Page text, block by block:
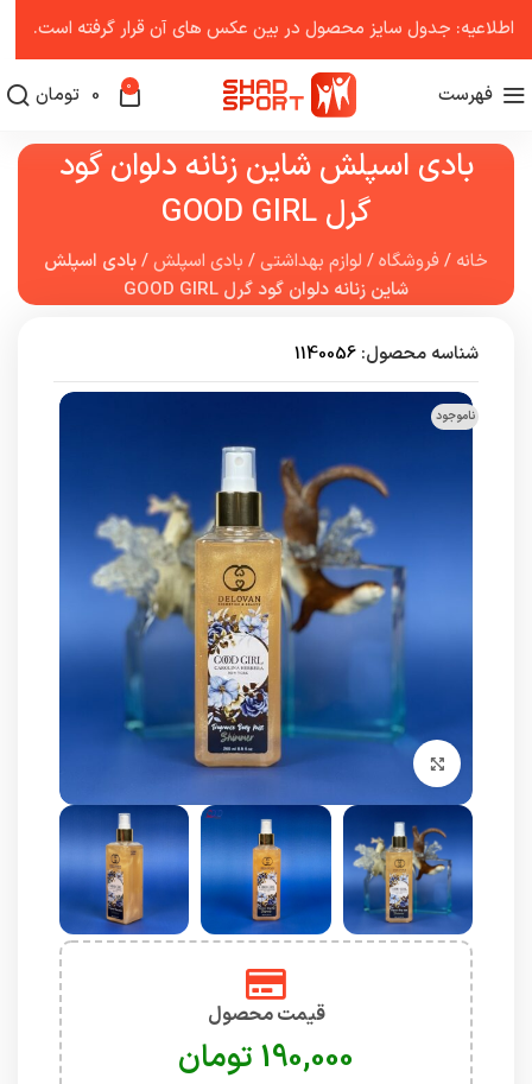
فهرست 0
0 تومان
بادی اسپلش شاین زنانه دلوان گود
گرل GOOD GIRL
خانه /فروشگاه/ لوازم بهداشتی/ بادی اسپلش/بادی اسپلش
شاین زنانه دلوان گود گرل GOOD GIRL
شناسه محصول: 1140056
ناموجود
برای بزرگنمایی کلیک کنید
قیمت محصول
تومان
اطلاعیه: جدول سایز محصول در بین عکس ‌های آن قرار گرفته است.